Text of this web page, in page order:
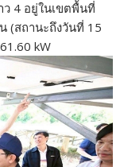
4 อยู่ในเขตพื้นที่
(สถานะถึงวันที่ 15
kW